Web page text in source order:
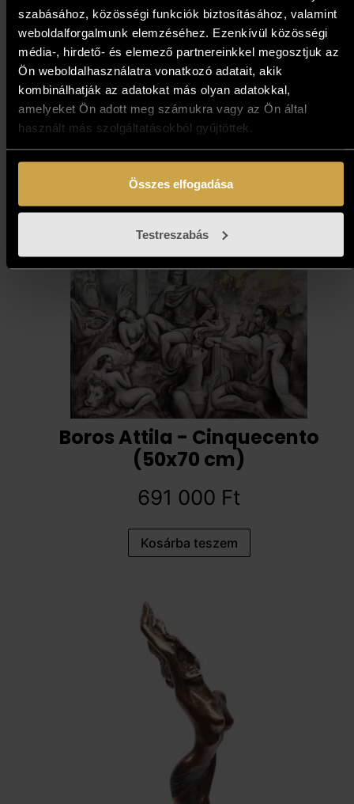
szabásához, közösségi funkciók biztosításához, valamint
weboldalforgalmunk elemzéséhez. Ezenkívül közösségi
média-, hirdető- és elemező partnereinkkel megosztjuk az
Ön weboldalhasználatra vonatkozó adatait, akik
kombinálhatják az adatokat más olyan adatokkal,
amelyeket Ön adott meg számukra vagy az Ön által
használt más szolgáltatásokból gyűjtöttek.
Összes elfogadása
Testreszabás
Losev Alexey - Játék határok
nélkül I. (30x30 cm)
287 000Ft
Kosárba teszem
Boros Attila - Cinquecento
(50x70 cm)
691 000 Ft
Kosárba teszem